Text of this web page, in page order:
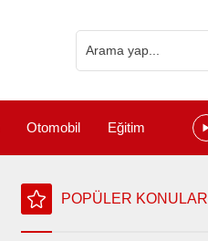
Otomobil Eğitim
POPÜLER KONULAR